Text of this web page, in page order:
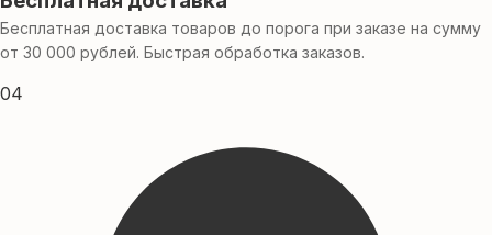
Бесплатная доставка товаров до порога при заказе на сумму
от 30 000 рублей. Быстрая обработка заказов.
04